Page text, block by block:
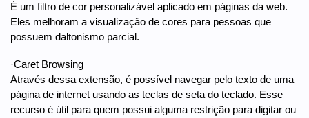
É um filtro de cor personalizável aplicado em páginas da web.
Eles melhoram a visualização de cores para pessoas que
possuem daltonismo parcial.
·Caret Browsing
Através dessa extensão, é possível navegar pelo texto de uma
página de internet usando as teclas de seta do teclado. Esse
recurso é útil para quem possui alguma restrição para digitar ou